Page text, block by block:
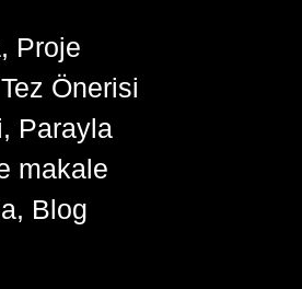
Proje
Önerisi
Parayla
makale
Blog